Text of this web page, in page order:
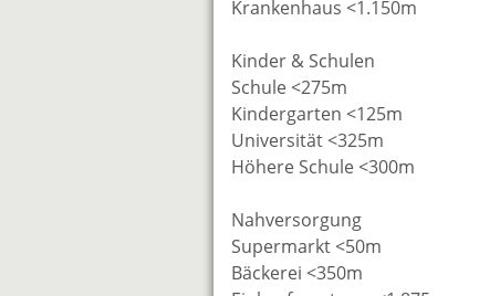
Krankenhaus <1.150m
Kinder & Schulen
Schule <275m
Kindergarten <125m
Universität <325m
Höhere Schule <300m
Nahversorgung
Supermarkt <50m
Bäckerei <350m